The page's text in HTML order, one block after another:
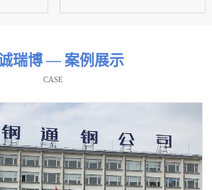
瑞博 — 案例展示
CASE